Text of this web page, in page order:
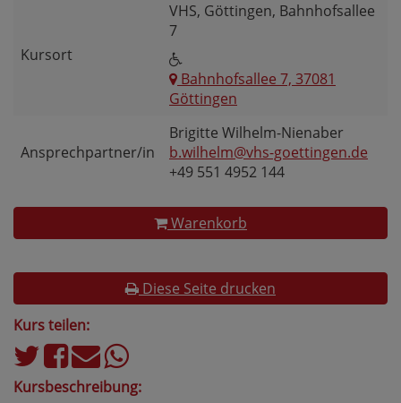
Kursort
VHS, Göttingen, Bahnhofsallee
7
Bahnhofsallee 7, 37081
Göttingen
Ansprechpartner/in
Brigitte Wilhelm-Nienaber
b.wilhelm@vhs-goettingen.de
+49 551 4952 144
Warenkorb
Diese Seite drucken
Kurs teilen:
Kursbeschreibung: